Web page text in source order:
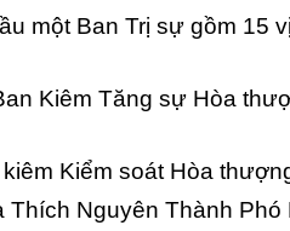
một Ban Trị sự gồm 15
Kiêm Tăng sự Hòa
Kiểm soát Hòa
Thích Nguyên Thành